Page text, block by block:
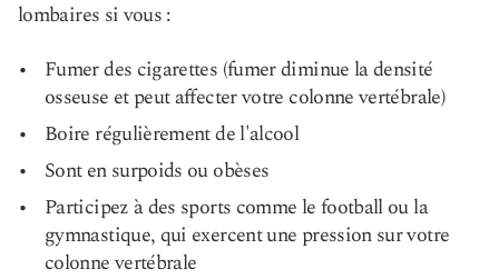
lombaires si vous :
Fumer des cigarettes (fumer diminue la densité
osseuse et peut affecter votre colonne vertébrale)
Boire régulièrement de l'alcool
Sont en surpoids ou obèses
Participez à des sports comme le football ou la
gymnastique, qui exercent une pression sur votre
colonne vertébrale